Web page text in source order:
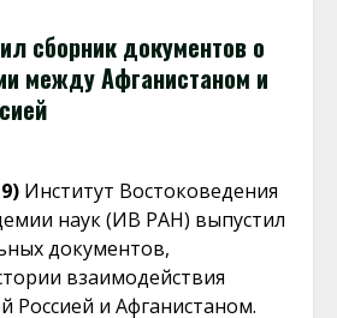
сборник документов о
между Афганистаном и
Институт Востоковедения
наук (ИВ РАН) выпустил
документов,
взаимодействия
Россией и Афганистаном.